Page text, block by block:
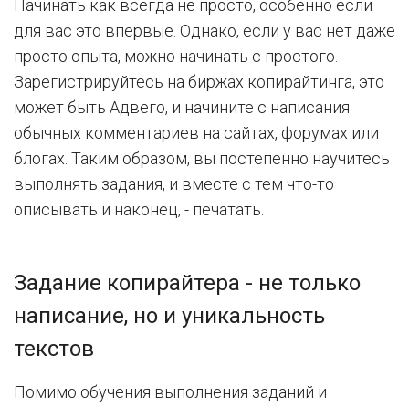
Начинать как всегда не просто, особенно если
для вас это впервые. Однако, если у вас нет даже
просто опыта, можно начинать с простого.
Зарегистрируйтесь на биржах копирайтинга, это
может быть Адвего, и начините с написания
обычных комментариев на сайтах, форумах или
блогах. Таким образом, вы постепенно научитесь
выполнять задания, и вместе с тем что-то
описывать и наконец, - печатать.
Задание копирайтера - не только
написание, но и уникальность
текстов
Помимо обучения выполнения заданий и